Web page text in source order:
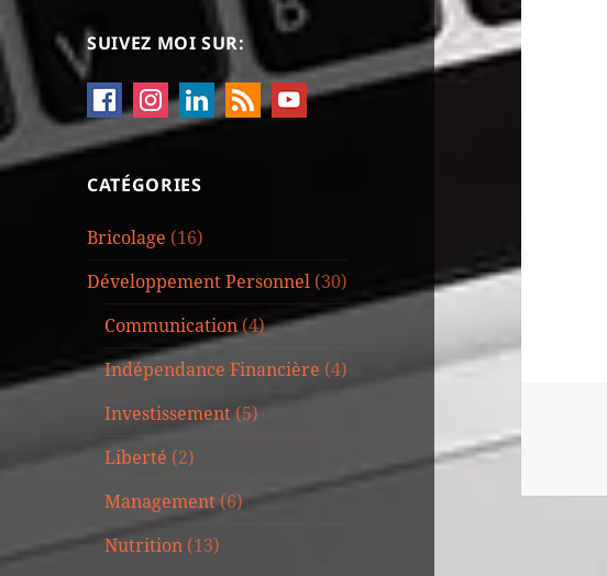
SUIVEZ MOI SUR:
CATÉGORIES
Bricolage (16)
Développement Personnel (30)
Communication(4)
Indépendance Financière (4)
Investissement (5)
Liberté (2)
Management(6)
Nutrition (13)